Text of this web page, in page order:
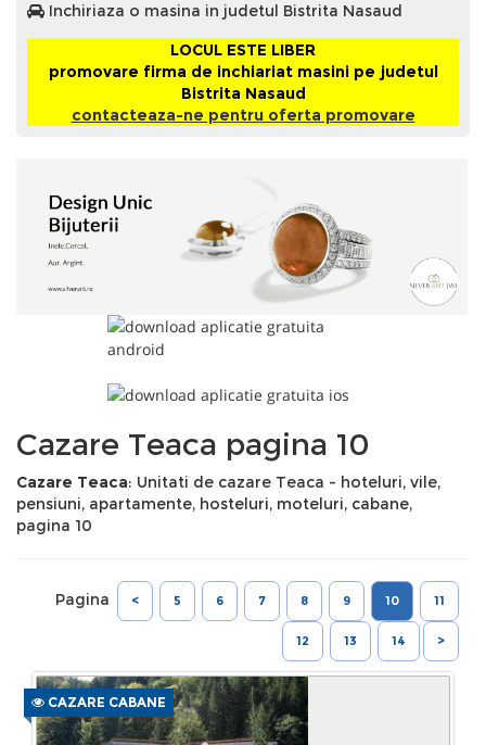
Inchiriaza o masina in judetul Bistrita Nasaud
LOCUL ESTE LIBER
promovare firma de inchiariat masini pe judetul
Bistrita Nasaud
contacteaza-ne pentru oferta promovare
Cazare Teaca pagina 10
Cazare Teaca: Unitati de cazare Teaca - hoteluri, vile,
pensiuni, apartamente, hosteluri, moteluri, cabane,
pagina 10
Pagina < 5 6 7 8 9 10 11
12 13 14 >
CAZARE CABANE